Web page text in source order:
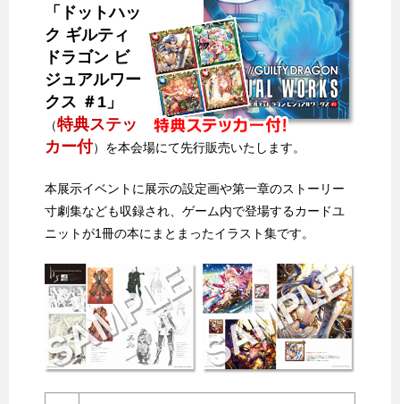
「ドットハッ
ク ギルティ
ドラゴン ビ
ジュアルワー
クス ＃1」
（特典ステッ
カー付）を本会場にて先行販売いたします。
本展示イベントに展示の設定画や第一章のストーリー
寸劇集なども収録され、ゲーム内で登場するカードユ
ニットが1冊の本にまとまったイラスト集です。